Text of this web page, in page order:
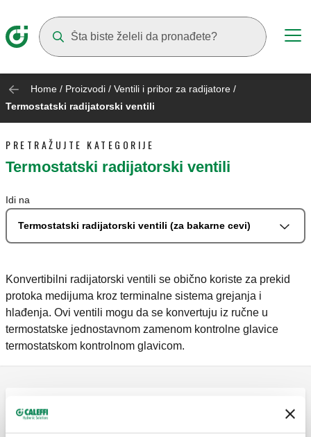
Home / Proizvodi / Ventili i pribor za radijatore /
Termostatski radijatorski ventili
PRETRAŽUJTE KATEGORIJE
Termostatski radijatorski ventili
Idi na
Termostatski radijatorski ventili (za bakarne cevi)
Konvertibilni radijatorski ventili se obično koriste za prekid
protoka medijuma kroz terminalne sistema grejanja i
hlađenja. Ovi ventili mogu da se konvertuju iz ručne u
termostatske jednostavnom zamenom kontrolne glavice
termostatskom kontrolnom glavicom.
Termostatski radijatorski ventili (za bakarne cevi)